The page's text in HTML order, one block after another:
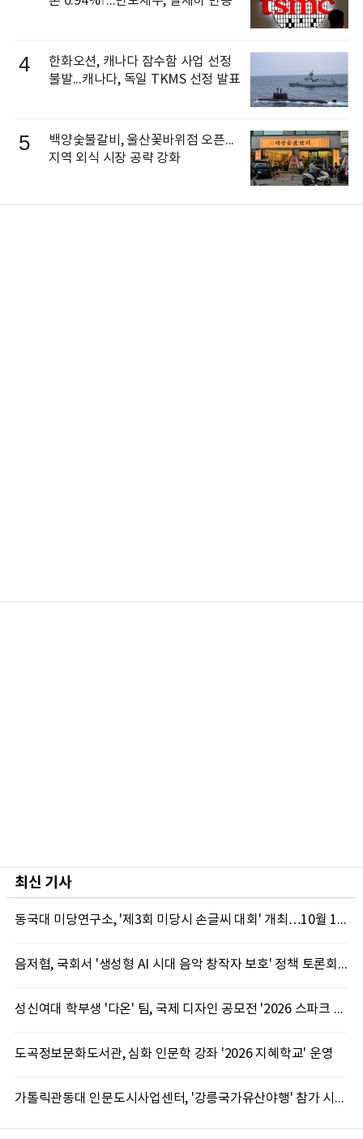
4
한화오션, 캐나다 잠수함 사업 선정
불발...캐나다, 독일 TKMS 선정 발표
5
백양숯불갈비, 울산꽃바위점 오픈...
지역 외식 시장 공략 강화
최신 기사
동국대 미당연구소, '제3회 미당시 손글씨 대회' 개최…10월 12일까지 접수
음저협, 국회서 '생성형 AI 시대 음악 창작자 보호' 정책 토론회 10일 개최
성신여대 학부생 '다온' 팀, 국제 디자인 공모전 '2026 스파크 어워드' 동상 수상
도곡정보문화도서관, 심화 인문학 강좌 '2026 지혜학교' 운영
가톨릭관동대 인문도시사업센터, '강릉국가유산야행' 참가 시민 15명 모집